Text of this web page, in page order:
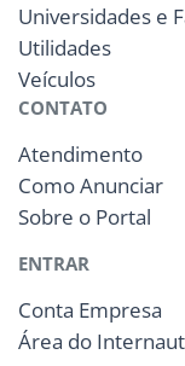
Universidades e
Utilidades
Veículos
CONTATO
Atendimento
Como Anunciar
Sobre o Portal
ENTRAR
Conta Empresa
Área do